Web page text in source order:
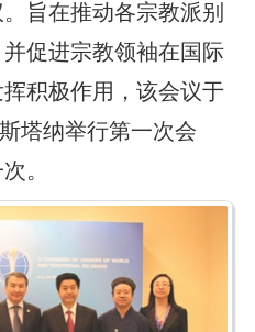
旨在推动各宗教派别
促进宗教领袖在国际
积极作用，该会议于
塔纳举行第一次会
。